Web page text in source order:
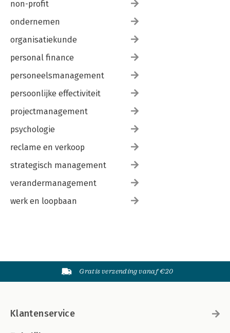
non-profit
ondernemen
organisatiekunde
personal finance
personeelsmanagement
persoonlijke effectiviteit
projectmanagement
psychologie
reclame en verkoop
strategisch management
verandermanagement
werk en loopbaan
Gratis verzending vanaf €20
Klantenservice